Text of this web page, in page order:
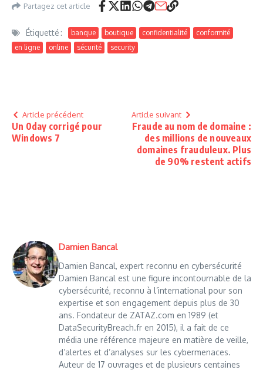
Partagez cet article
Étiquetté : banque boutique confidentialité
conformité
en ligne
online sécurité security
Article précédent
Un 0day corrigé pour
Windows 7
Article suivant
Fraude au nom de domaine :
des millions de nouveaux
domaines frauduleux. Plus
de 90% restent actifs
Damien Bancal
Damien Bancal, expert reconnu en cybersécurité
Damien Bancal est une figure incontournable de la
cybersécurité, reconnu à l’international pour son
expertise et son engagement depuis plus de 30
ans. Fondateur de ZATAZ.com en 1989 (et
DataSecurityBreach.fr en 2015), il a fait de ce
média une référence majeure en matière de veille,
d’alertes et d’analyses sur les cybermenaces.
Auteur de 17 ouvrages et de plusieurs centaines